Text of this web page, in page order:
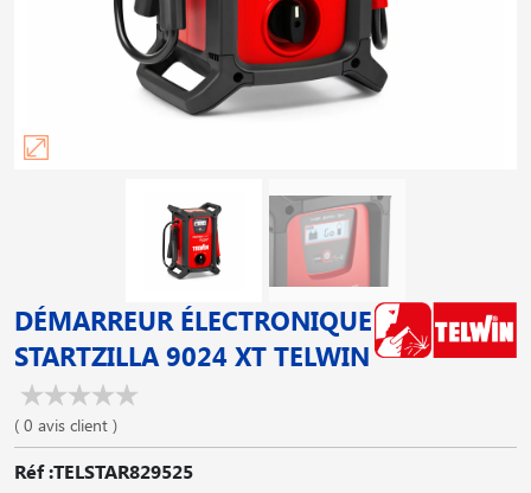
DÉMARREUR ÉLECTRONIQUE
STARTZILLA 9024 XT TELWIN
( 0 avis client )
Réf :TELSTAR829525